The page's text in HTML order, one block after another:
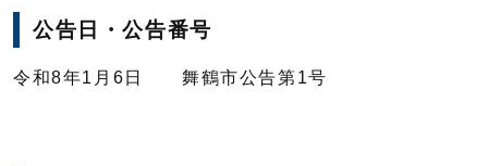
公告日・公告番号
令和8年1月6日 舞鶴市公告第1号